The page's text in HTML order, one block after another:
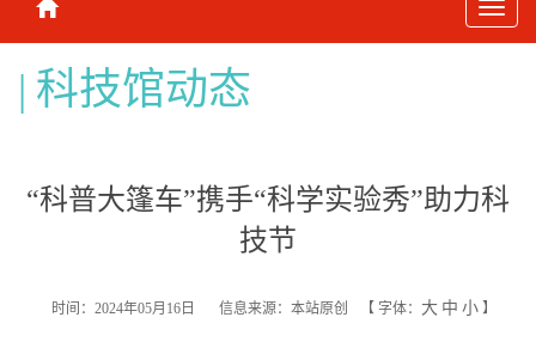
科技馆动态
“科普大篷车”携手“科学实验秀”助力科
技节
时间：2024年05月16日 信息来源：本站原创 【 字体： 大 中 小 】